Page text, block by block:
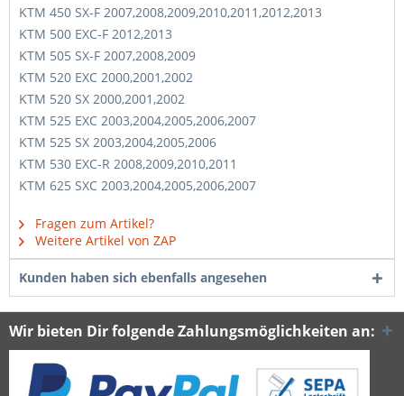
KTM 450 SX-F 2007,2008,2009,2010,2011,2012,2013
KTM 500 EXC-F 2012,2013
KTM 505 SX-F 2007,2008,2009
KTM 520 EXC 2000,2001,2002
KTM 520 SX 2000,2001,2002
KTM 525 EXC 2003,2004,2005,2006,2007
KTM 525 SX 2003,2004,2005,2006
KTM 530 EXC-R 2008,2009,2010,2011
KTM 625 SXC 2003,2004,2005,2006,2007
Fragen zum Artikel?
Weitere Artikel von ZAP
Kunden haben sich ebenfalls angesehen
Wir bieten Dir folgende Zahlungsmöglichkeiten an: